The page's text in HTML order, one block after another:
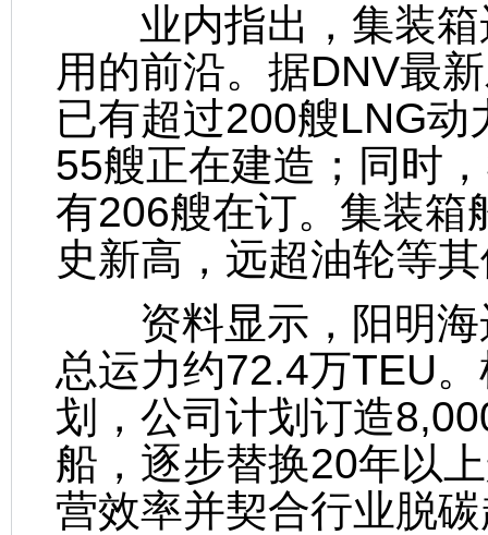
业内指出，集装箱
用的前沿。据DNV最
已有超过200艘LNG
55艘正在建造；同时
有206艘在订。集装箱
史新高，远超油轮等
资料显示，阳明海
总运力约72.4万TEU
划，公司计划订造
船，逐步替换20年以
营效率并契合行业脱